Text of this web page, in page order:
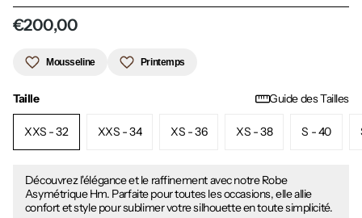
€200,00
Mousseline Printemps
Taille Guide des Tailles
XXS - 32 XXS - 34 XS - 36 XS - 38 S - 40
Découvrez l'élégance et le raffinement avec notre Robe
Asymétrique Hm. Parfaite pour toutes les occasions, elle allie
confort et style pour sublimer votre silhouette en toute simplicité.